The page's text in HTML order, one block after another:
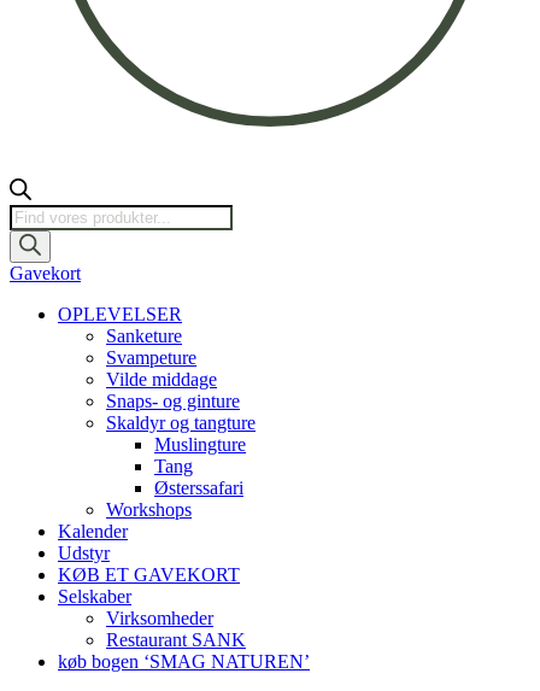
Products
search
Gavekort
OPLEVELSER
Sanketure
Svampeture
Vilde middage
Snaps- og ginture
Skaldyr og tangture
Muslingture
Tang
Østerssafari
Workshops
Kalender
Udstyr
KØB ET GAVEKORT
Selskaber
Virksomheder
Restaurant SANK
køb bogen ‘SMAG NATUREN’